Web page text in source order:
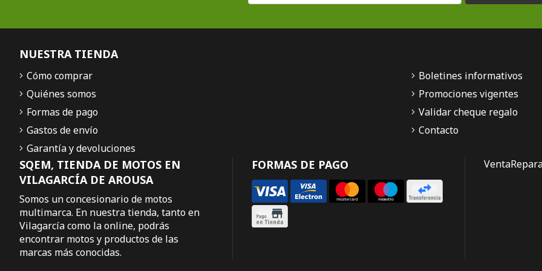
SQEM, TIENDA DE MOTOS EN
VILAGARCÍA DE AROUSA
Somos un concesionario de motos
multimarca. En nuestra tienda, tanto en
Vilagarcía como la online, podrás
encontrar motos y productos de las
marcas más conocidas.
FORMAS DE PAGO
NUESTRA TIENDA
Cómo comprar
Quiénes somos
Formas de pago
Gastos de envío
Garantía y devoluciones
Boletines informativos
Promociones vigentes
Validar cheque regalo
Contacto
Venta